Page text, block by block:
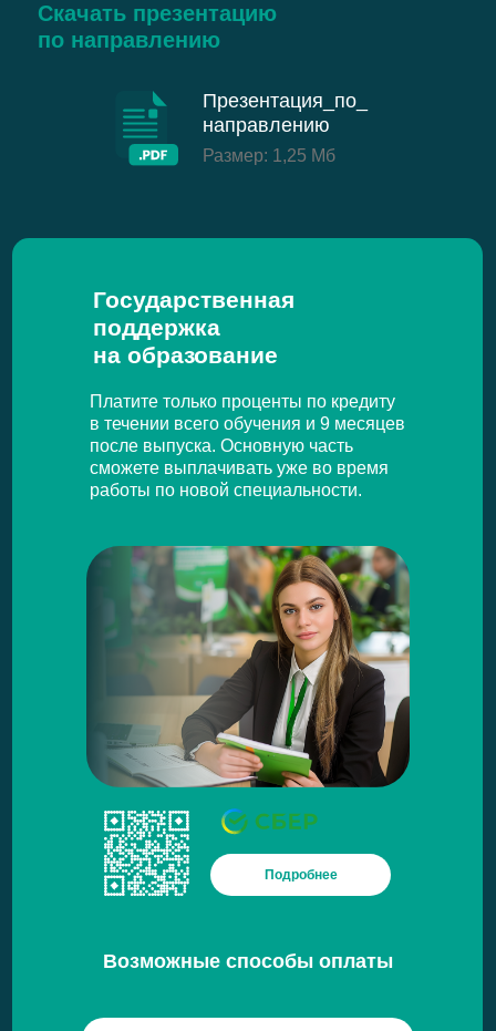
Скачать презентацию
по направлению
Презентация_по_
направлению
Размер: 1,25 Мб
Государственная
поддержка
на образование
Платите только проценты по кредиту
в течении всего обучения и 9 месяцев
после выпуска. Основную часть
сможете выплачивать уже во время
работы по новой специальности.
Подробнее
Возможные способы оплаты